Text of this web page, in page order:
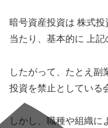
暗号資産投資は 株式
当たり、基本的に 上記
したがって、たとえ副
投資を禁止としている
しかし、職種や組織に